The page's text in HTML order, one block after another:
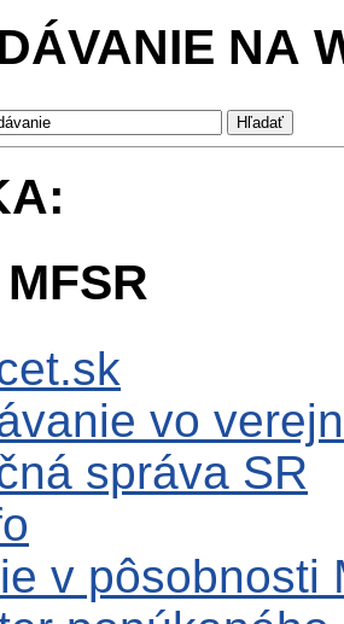
NA
vo
správa SR
v pôsobnosti